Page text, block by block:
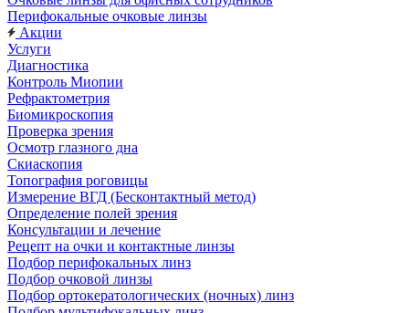
Перифокальные очковые линзы
Акции
Услуги
Диагностика
Контроль Миопии
Рефрактометрия
Биомикроскопия
Проверка зрения
Осмотр глазного дна
Скиаскопия
Топография роговицы
Измерение ВГД (Бесконтактный метод)
Определение полей зрения
Консультации и лечение
Рецепт на очки и контактные линзы
Подбор перифокальных линз
Подбор очковой линзы
Подбор ортокератологических (ночных) линз